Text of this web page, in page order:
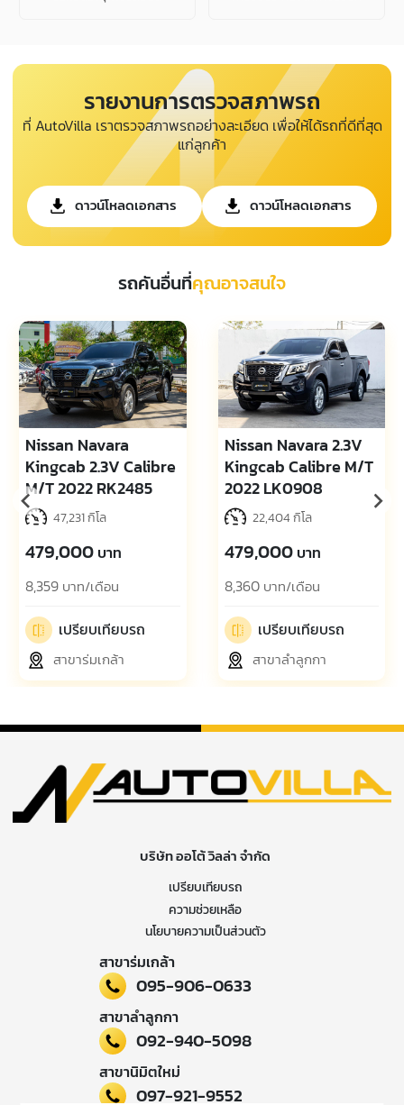
รายงานการตรวจสภาพรถ
ที่ AutoVilla เราตรวจสภาพรถอย่างละเอียด เพื่อให้ได้รถที่ดีที่สุด
แก่ลูกค้า
ดาวน์โหลดเอกสาร ดาวน์โหลดเอกสาร
รถคันอื่นที่คุณอาจสนใจ
Nissan Navara
Kingcab 2.3V Calibre
M/T 2022 RK2485
47,231 กิโล
479,000 บาท
8,359 บาท/เดือน
เปรียบเทียบรถ
สาขาร่มเกล้า
Nissan Navara 2.3V
Kingcab Calibre M/T
2022 LK0908
22,404 กิโล
479,000 บาท
8,360 บาท/เดือน
เปรียบเทียบรถ
สาขาลำลูกกา
บริษัท ออโต้ วิลล่า จำกัด
เปรียบเทียบรถ
ความช่วยเหลือ
นโยบายความเป็นส่วนตัว
สาขาร่มเกล้า
095-906-0633
สาขาลำลูกกา
092-940-5098
สาขานิมิตใหม่
097-921-9552